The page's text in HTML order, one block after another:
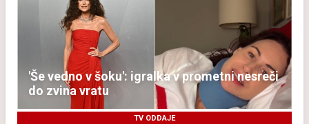
'Še vedno v šoku': igralka v prometni nesreči
do zvina vratu
TV ODDAJE